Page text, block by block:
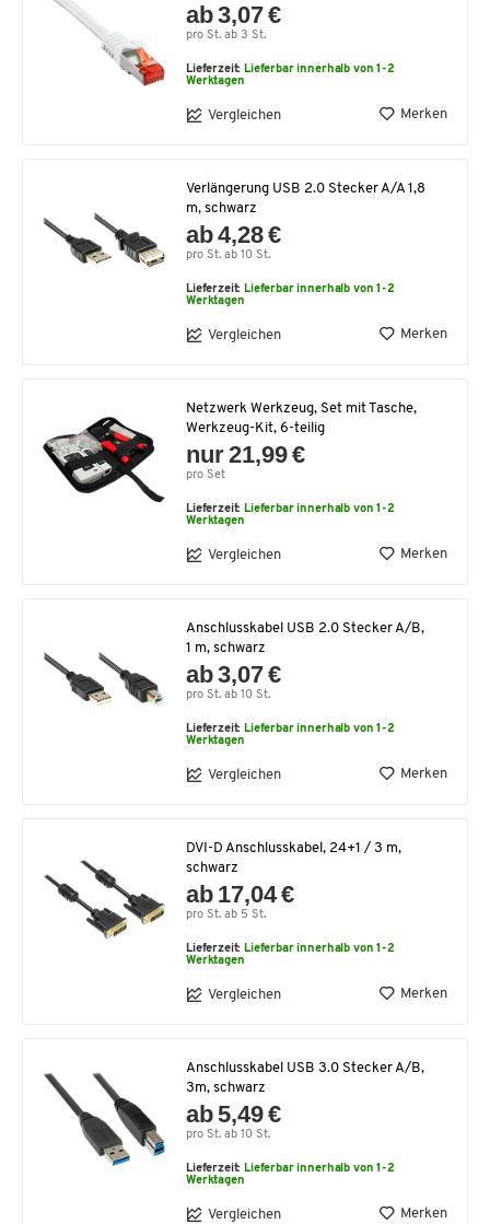
ab 3,07 €
pro St. ab 3 St.
Lieferzeit: Lieferbar innerhalb von 1-2
Werktagen
Vergleichen Merken
Verlängerung USB 2.0 Stecker A/A 1,8
m, schwarz
ab 4,28 €
pro St. ab 10 St.
Lieferzeit: Lieferbar innerhalb von 1-2
Werktagen
Vergleichen Merken
Netzwerk Werkzeug, Set mit Tasche,
Werkzeug-Kit, 6-teilig
nur 21,99 €
pro Set
Lieferzeit: Lieferbar innerhalb von 1-2
Werktagen
Vergleichen Merken
Anschlusskabel USB 2.0 Stecker A/B,
1 m, schwarz
ab 3,07 €
pro St. ab 10 St.
Lieferzeit: Lieferbar innerhalb von 1-2
Werktagen
Vergleichen Merken
DVI-D Anschlusskabel, 24+1 / 3 m,
schwarz
ab 17,04 €
pro St. ab 5 St.
Lieferzeit: Lieferbar innerhalb von 1-2
Werktagen
Vergleichen Merken
Anschlusskabel USB 3.0 Stecker A/B,
3m, schwarz
ab 5,49 €
pro St. ab 10 St.
Lieferzeit: Lieferbar innerhalb von 1-2
Werktagen
Vergleichen Merken